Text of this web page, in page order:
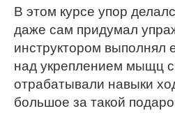
В этом курсе упор
даже сам придумал
инструктором выполнял
над укреплением мыщц
отрабатывали навыки
большое за такой